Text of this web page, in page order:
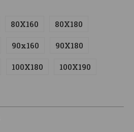
80X160 80X180
90x160 90X180
100X180 100X190